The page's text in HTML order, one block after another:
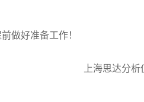
做好准备工作！
上海思达分